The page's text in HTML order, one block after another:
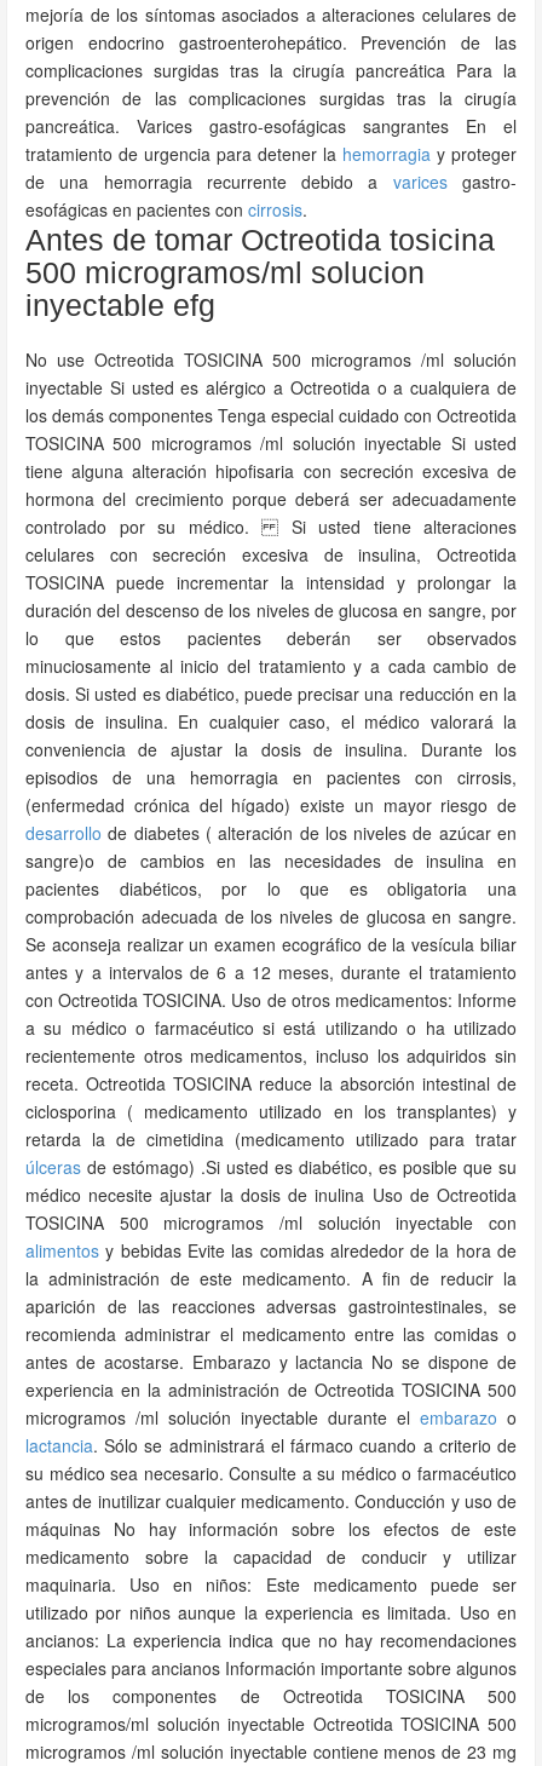
mejoría de los síntomas asociados a alteraciones celulares de
origen endocrino gastroenterohepático. Prevención de las
complicaciones surgidas tras la cirugía pancreática Para la
prevención de las complicaciones surgidas tras la cirugía
pancreática. Varices gastro-esofágicas sangrantes En el
tratamiento de urgencia para detener la hemorragia y proteger
de una hemorragia recurrente debido a varicesgastro-
esofágicas en pacientes con cirrosis.
Antes de tomar Octreotida tosicina
500 microgramos/ml solucion
inyectable efg
No use Octreotida TOSICINA 500 microgramos /ml solución
inyectable Si usted es alérgico a Octreotida o a cualquiera de
los demás componentes Tenga especial cuidado con Octreotida
TOSICINA 500 microgramos /ml solución inyectable Si usted
tiene alguna alteración hipofisaria con secreción excesiva de
hormona del crecimiento porque deberá ser adecuadamente
controlado por su médico. Si usted tiene alteraciones
celulares con secreción excesiva de insulina, Octreotida
TOSICINA puede incrementar la intensidad y prolongar la
duración del descenso de los niveles de glucosa en sangre, por
lo que estos pacientes deberán ser observados
minuciosamente al inicio del tratamiento y a cada cambio de
dosis. Si usted es diabético, puede precisar una reducción en la
dosis de insulina. En cualquier caso, el médico valorará la
conveniencia de ajustar la dosis de insulina. Durante los
episodios de una hemorragia en pacientes con cirrosis,
(enfermedad crónica del hígado) existe un mayor riesgo de
desarrollo de diabetes ( alteración de los niveles de azúcar en
sangre)o de cambios en las necesidades de insulina en
pacientes diabéticos, por lo que es obligatoria una
comprobación adecuada de los niveles de glucosa en sangre.
Se aconseja realizar un examen ecográfico de la vesícula biliar
antes y a intervalos de 6 a 12 meses, durante el tratamiento
con Octreotida TOSICINA. Uso de otros medicamentos: Informe
a su médico o farmacéutico si está utilizando o ha utilizado
recientemente otros medicamentos, incluso los adquiridos sin
receta. Octreotida TOSICINA reduce la absorción intestinal de
ciclosporina ( medicamento utilizado en los transplantes) y
retarda la de cimetidina (medicamento utilizado para tratar
úlceras de estómago) .Si usted es diabético, es posible que su
médico necesite ajustar la dosis de inulina Uso de Octreotida
TOSICINA 500 microgramos /ml solución inyectable con
alimentos y bebidas Evite las comidas alrededor de la hora de
la administración de este medicamento. A fin de reducir la
aparición de las reacciones adversas gastrointestinales, se
recomienda administrar el medicamento entre las comidas o
antes de acostarse. Embarazo y lactancia No se dispone de
experiencia en la administración de Octreotida TOSICINA 500
microgramos /ml solución inyectable durante el embarazo o
lactancia. Sólo se administrará el fármaco cuando a criterio de
su médico sea necesario. Consulte a su médico o farmacéutico
antes de inutilizar cualquier medicamento. Conducción y uso de
máquinas No hay información sobre los efectos de este
medicamento sobre la capacidad de conducir y utilizar
maquinaria. Uso en niños: Este medicamento puede ser
utilizado por niños aunque la experiencia es limitada. Uso en
ancianos: La experiencia indica que no hay recomendaciones
especiales para ancianos Información importante sobre algunos
de los componentes de Octreotida TOSICINA 500
microgramos/ml solución inyectable Octreotida TOSICINA 500
microgramos /ml solución inyectable contiene menos de 23 mg